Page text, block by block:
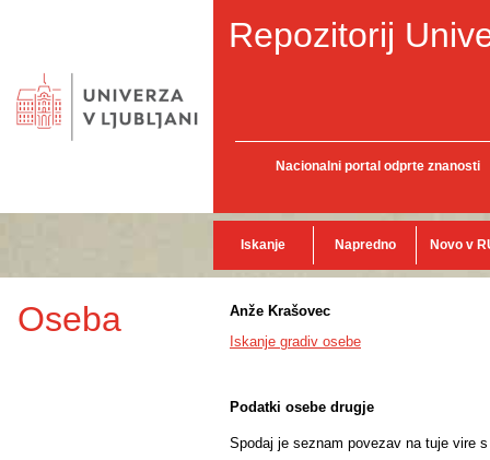
Repozitorij
Nacionalni portal odprte znanosti
Iskanje Napredno Novo v
Oseba
Anže Krašovec
Iskanje gradiv osebe
Podatki osebe drugje
Spodaj je seznam povezav na tuje vire